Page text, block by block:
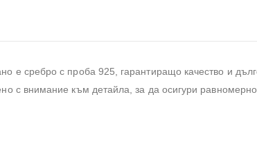
е сребро с проба 925, гарантиращо качество и
с внимание към детайла, за да осигури равномерно